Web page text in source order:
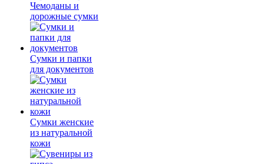
Чемоданы и
дорожные сумки
Сумки и папки
для документов
Сумки женские
из натуральной
кожи